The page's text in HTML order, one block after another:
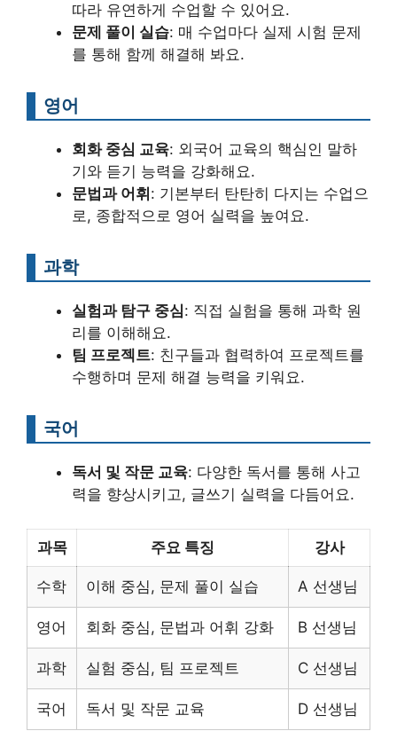
따라 유연하게 수업할 수 있어요.
문제 풀이 실습: 매 수업마다 실제 시험 문제
를 통해 함께 해결해 봐요.
영어
회화 중심 교육: 외국어 교육의 핵심인 말하
기와 듣기 능력을 강화해요.
문법과 어휘 : 기본부터 탄탄히 다지는 수업으
로, 종합적으로 영어 실력을 높여요.
과학
실험과 탐구 중심: 직접 실험을 통해 과학 원
리를 이해해요.
팀 프로젝트: 친구들과 협력하여 프로젝트를
수행하며 문제 해결 능력을 키워요.
국어
독서 및 작문 교육: 다양한 독서를 통해 사고
력을 향상시키고, 글쓰기 실력을 다듬어요.
과목 주요 특징 강사
수학 이해 중심, 문제 풀이 실습 A 선생님
영어 회화 중심, 문법과 어휘 강화 B 선생님
과학 실험 중심, 팀 프로젝트 C 선생님
국어 독서 및 작문 교육 D 선생님